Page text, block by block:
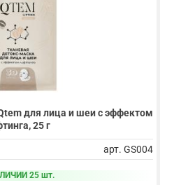
для лица и шеи с эффектом
25 г
арт. GS004
25 шт.